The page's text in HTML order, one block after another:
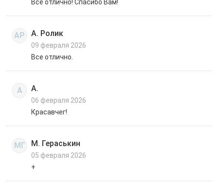
Все отлично! Спасибо Вам!
АР А. Ролик
09 февраля 2026
Все отлично.
А А.
06 февраля 2026
Красавчег!
МГ М. Гераськин
05 февраля 2026
+